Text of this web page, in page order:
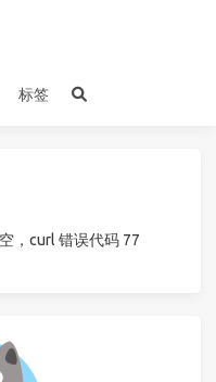
标签
，curl 错误代码 77